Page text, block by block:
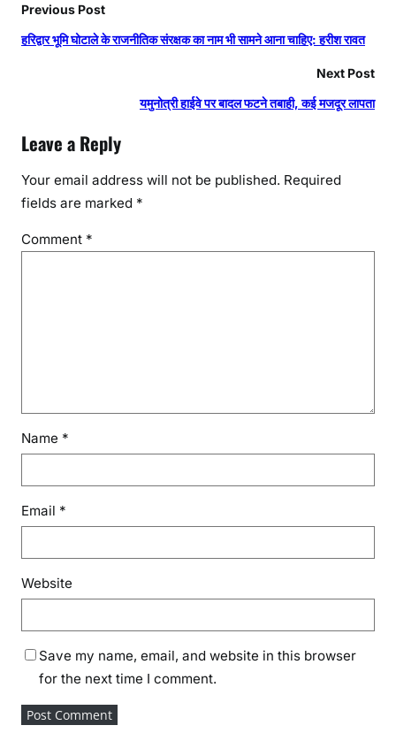
Previous Post
हरिद्वार भूमि घोटाले के राजनीतिक संरक्षक का नाम भी सामने आना चाहिए: हरीश रावत
Next Post
यमुनोत्री हाईवे पर बादल फटने तबाही, कई मजदूर लापता
Leave a Reply
Your email address will not be published. Required
fields are marked *
Comment *
Name *
Email *
Website
Save my name, email, and website in this browser
for the next time I comment.